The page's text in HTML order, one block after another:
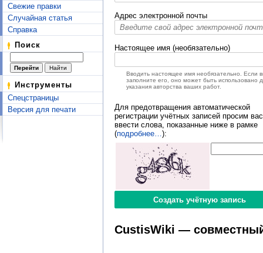
Свежие правки
Случайная статья
Справка
Поиск
Инструменты
Спецстраницы
Версия для печати
Адрес электронной почты
Настоящее имя (необязательно)
Вводить настоящее имя необязательно. Если
заполните его, оно может быть использовано
указания авторства ваших работ.
Для предотвращения автоматической
регистрации учётных записей просим вас
ввести слова, показанные ниже в рамке
(подробнее… ):
CustisWiki —